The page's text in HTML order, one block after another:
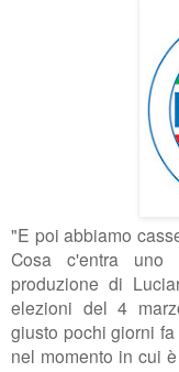
"E poi abbiamo
Cosa c'entra uno
produzione di
elezioni del 4
giusto pochi giorni
nel momento in cui